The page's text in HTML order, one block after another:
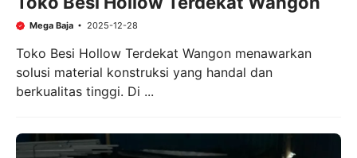
Mega Baja 2025-12-28
Toko Besi Hollow Terdekat Wangon menawarkan
solusi material konstruksi yang handal dan
berkualitas tinggi. Di ...